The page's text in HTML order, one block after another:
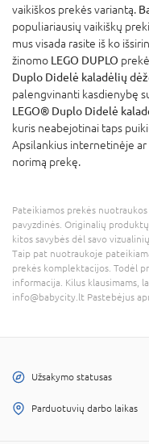
vaikiškos prekės variantą.
populiariausių vaikiškų
mus visada rasite iš ko
žinomo LEGO DUPLO
Duplo Didelė kaladėlių
palengvinanti kasdienybę
LEGO® Duplo Didelė
kuris neabejotinai taps
Apsilankius internetinėje
norimą prekę.
Pateikiamos prekės
pavyzdinės. Originalių
kitos savybės dėl savo
Taip pat nuotraukoje
prekės komplektacijos. Todėl
informacija. Kilus klausimams,
info@babycity.lt Pastebėjus
Užsakymo statusas
Parduotuvių darbo laikas